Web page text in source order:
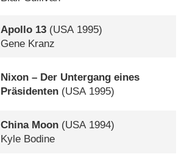
Apollo 13 (USA 1995)
Gene Kranz
Nixon – Der Untergang eines
Präsidenten (USA 1995)
China Moon (USA1994)
Kyle Bodine